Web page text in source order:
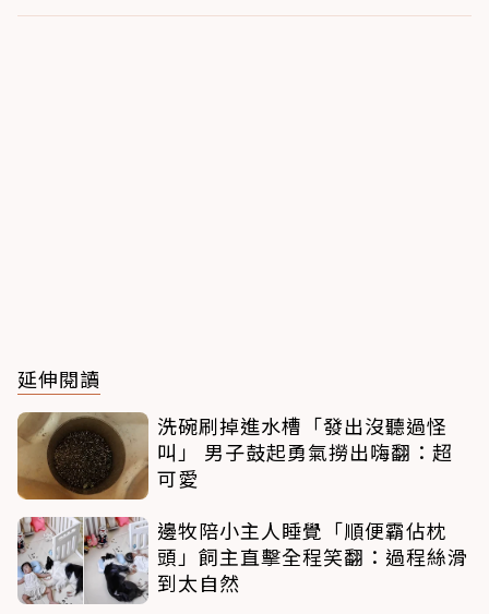
延伸閱讀
洗碗刷掉進水槽「發出沒聽過怪
叫」 男子鼓起勇氣撈出嗨翻：超
可愛
邊牧陪小主人睡覺「順便霸佔枕
頭」飼主直擊全程笑翻：過程絲滑
到太自然